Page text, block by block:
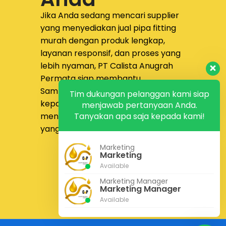
produksi menjadi lebih
efisien sekaligus menjaga
kekuatan komponen yang
dihasilkan.
Jika Anda sedang mencari supplier
yang menyediakanjual pipa fitting
murah dengan produk lengkap,
layanan responsif, dan proses yang
lebih nyaman, PT Calista Anugrah
Permatasiap membantu.
Sampaikan kebutuhan proyek Anda
kepada tim kami untuk
mendapatkan solusi pengadaan
yang lebih tepat dan efisien.
Konsultasi Gratis
Kontak Kami
Tim dukungan pelanggan kami siap
menjawab pertanyaan Anda.
Tanyakan apa saja kepada kami!
Marketing
Marketing
Available
Marketing Manager
Marketing Manager
Available